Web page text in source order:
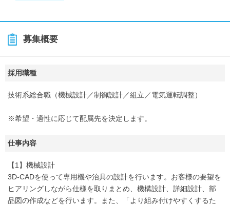
募集概要
採用職種
技術系総合職（機械設計／制御設計／組立／電気運転調整）
※希望・適性に応じて配属先を決定します。
仕事内容
【1】機械設計
3D-CADを使って専用機や治具の設計を行います。お客様の要望を
ヒアリングしながら仕様を取りまとめ、機構設計、詳細設計、部
品図の作成などを行います。また、「より組み付けやすくするた